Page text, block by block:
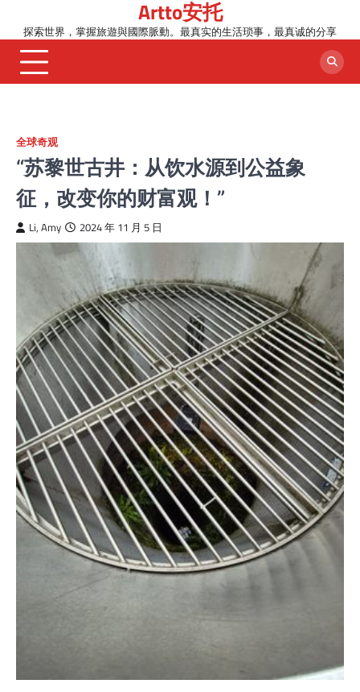
content
Artto安托
探索世界，掌握旅遊與國際脈動。最真实的生活琐事，最真诚的分享
全球奇观
“苏黎世古井：从饮水源到公益象
征，改变你的财富观！”
Li, Amy 2024 年 11 月 5 日